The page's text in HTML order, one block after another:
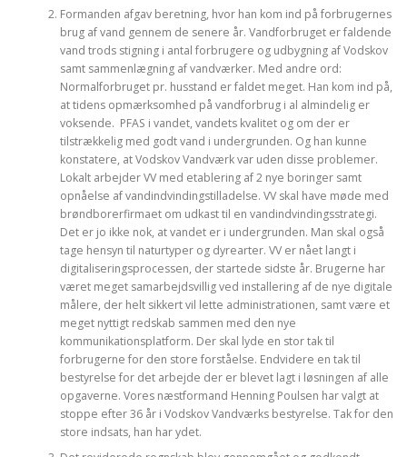
Formanden afgav beretning, hvor han kom ind på forbrugernes
brug af vand gennem de senere år. Vandforbruget er faldende
vand trods stigning i antal forbrugere og udbygning af Vodskov
samt sammenlægning af vandværker. Med andre ord:
Normalforbruget pr. husstand er faldet meget. Han kom ind på,
at tidens opmærksomhed på vandforbrug i al almindelig er
voksende. PFAS i vandet, vandets kvalitet og om der er
tilstrækkelig med godt vand i undergrunden. Og han kunne
konstatere, at Vodskov Vandværk var uden disse problemer.
Lokalt arbejder VV med etablering af 2 nye boringer samt
opnåelse af vandindvindingstilladelse. VV skal have møde med
brøndborerfirmaet om udkast til en vandindvindingsstrategi.
Det er jo ikke nok, at vandet er i undergrunden. Man skal også
tage hensyn til naturtyper og dyrearter. VV er nået langt i
digitaliseringsprocessen, der startede sidste år. Brugerne har
været meget samarbejdsvillig ved installering af de nye digitale
målere, der helt sikkert vil lette administrationen, samt være et
meget nyttigt redskab sammen med den nye
kommunikationsplatform. Der skal lyde en stor tak til
forbrugerne for den store forståelse. Endvidere en tak til
bestyrelse for det arbejde der er blevet lagt i løsningen af alle
opgaverne. Vores næstformand Henning Poulsen har valgt at
stoppe efter 36 år i Vodskov Vandværks bestyrelse. Tak for den
store indsats, han har ydet.